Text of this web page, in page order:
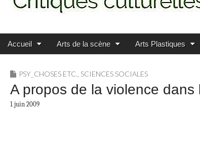
MADININ'ART
Main menu
Skip to content
Accueil Arts de la scène Arts Plastiques
PSY_CHOSES ETC. SCIENCES SOCIALES
A propos de la violence dans
1 juin 2009